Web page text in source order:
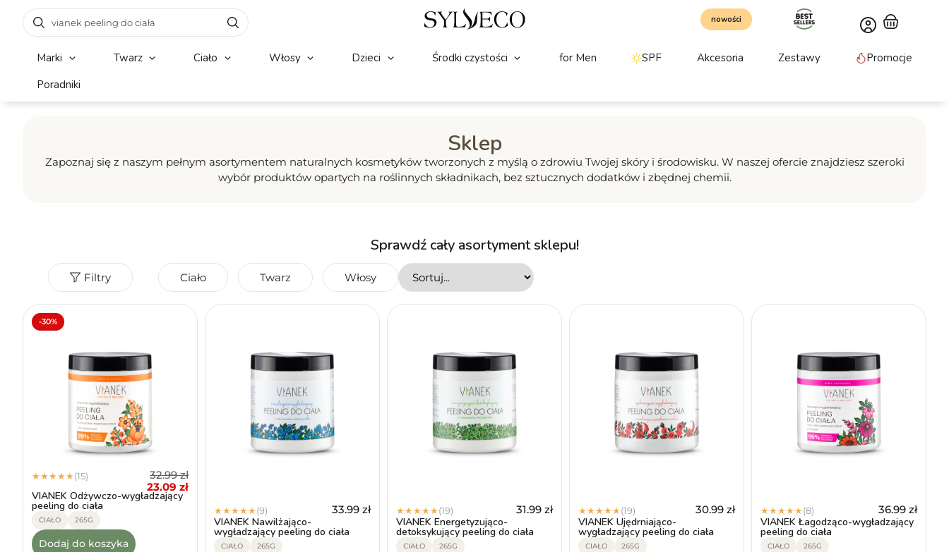
nowości
Marki Twarz Ciało Włosy Dzieci Środki czystości for Men SPF Akcesoria Zestawy
Promocje
Poradniki
Sklep
Zapoznaj się z naszym pełnym asortymentem naturalnych kosmetyków tworzonych z myślą o zdrowiu Twojej skóry i środowisku. W naszej ofercie znajdziesz szeroki
wybór produktów opartych na roślinnych składnikach, bez sztucznych dodatków i zbędnej chemii.
Sprawdź cały asortyment sklepu!
Filtry Ciało Twarz Włosy
Marka Przeznaczenie Produkt wegański
Tak
Bezpieczny w ciąży Wyczyść wyszukiwania
-30%
★★★★★(15) 32.99zł
23.09 zł
VIANEK Odżywczo-wygładzający
peeling do ciała
CIAŁO 265G
Dodaj do koszyka
★★★★★(9) 33.99 zł
VIANEK Nawilżająco-
wygładzający peeling do ciała
CIAŁO 265G
★★★★★(19) 31.99 zł
VIANEK Energetyzująco-
detoksykujący peeling do ciała
CIAŁO 265G
★★★★★(19) 30.99 zł
VIANEK Ujędrniająco-
wygładzający peeling do ciała
CIAŁO 265G
★★★★★(8) 36.99 zł
VIANEK Łagodząco-wygładzający
peeling do ciała
CIAŁO 265G